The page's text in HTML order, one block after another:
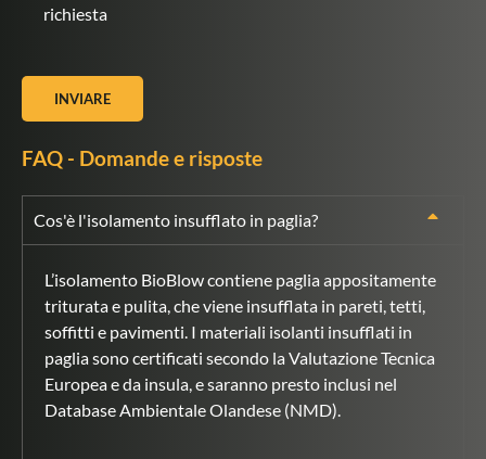
richiesta
INVIARE
FAQ - Domande e risposte
Cos'è l'isolamento insufflato in paglia?
L’isolamento BioBlow contiene paglia appositamente
triturata e pulita, che viene insufflata in pareti, tetti,
soffitti e pavimenti. I materiali isolanti insufflati in
paglia sono certificati secondo la Valutazione Tecnica
Europea e da insula, e saranno presto inclusi nel
Database Ambientale Olandese (NMD).